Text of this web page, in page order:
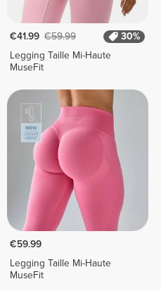
€41.99 €59.99
30%
Legging Taille Mi-Haute
MuseFit
€59.99
Legging Taille Mi-Haute
MuseFit